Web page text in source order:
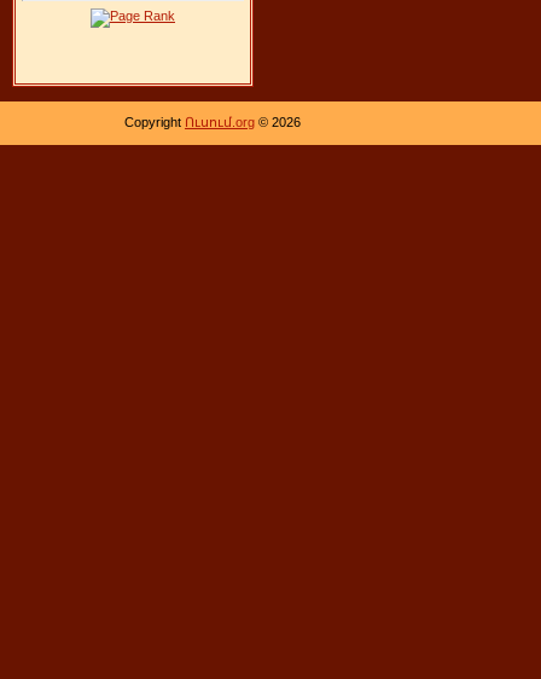
Copyright Ուսում.org © 2026